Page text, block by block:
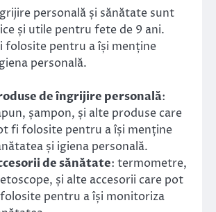
personală și sănătate sunt
și utile pentru fete de 9 ani.
folosite pentru a își menține
personală.
de îngrijire personală:
șampon, și alte produse care
fi folosite pentru a își menține
și igiena personală.
de sănătate: termometre,
și alte accesorii care pot
pentru a își monitoriza